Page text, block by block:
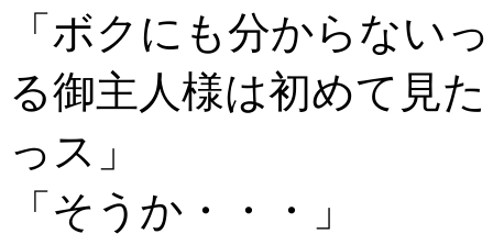
「ボクにも分からない
る御主人様は初めて見た
っス」
「そうか・・・」